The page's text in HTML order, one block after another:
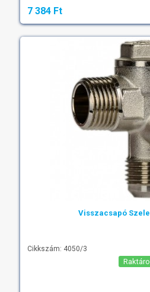
7 384 Ft‎
Visszacsapó
Cikkszám: 4050/3